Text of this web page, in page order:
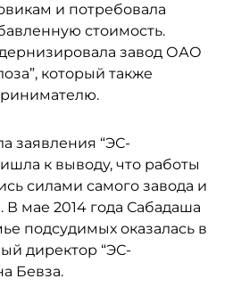
и потребовала
стоимость.
завод ОАО
который также
заявления “ЭС-
к выводу, что работы
силами самого завода и
В мае 2014 года Сабадаша
подсудимых оказалась в
директор “ЭС-
Бевза.